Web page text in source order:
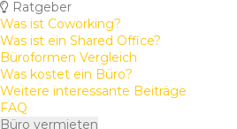
Ratgeber
Was ist Coworking?
Was ist ein Shared Office?
Büroformen Vergleich
Was kostet ein Büro?
Weitere interessante Beiträge
FAQ
Büro vermieten